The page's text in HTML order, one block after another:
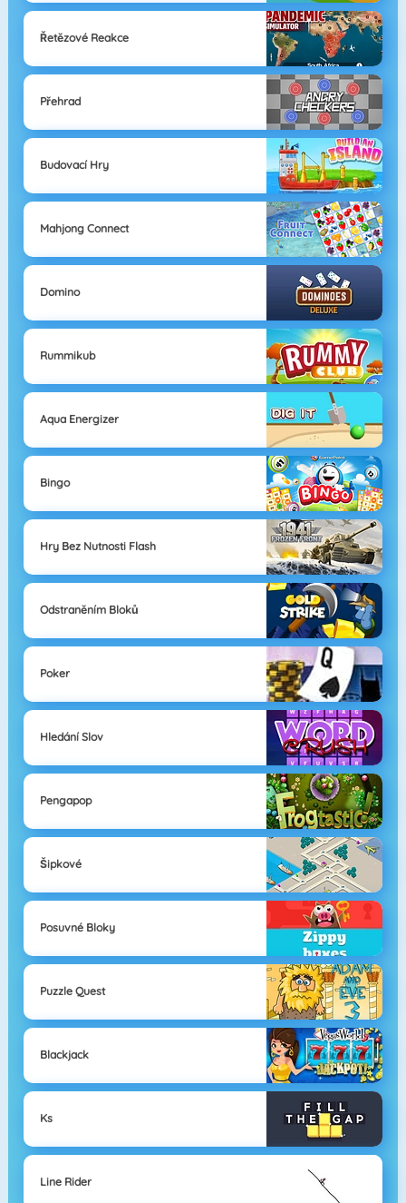
Řetězové Reakce
Přehrad
Budovací Hry
Mahjong Connect
Domino
Rummikub
Aqua Energizer
Bingo
Hry Bez Nutnosti Flash
Odstraněním Bloků
Poker
Hledání Slov
Pengapop
Šipkové
Posuvné Bloky
Puzzle Quest
Blackjack
Ks
Line Rider